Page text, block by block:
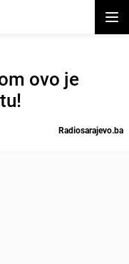
ovo je
Radiosarajevo.ba